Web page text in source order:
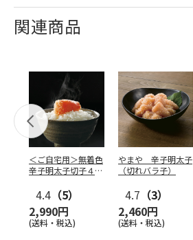
関連商品
＜ご自宅用＞無着色
辛子明太子切子４６
4.4 （5）
2,990円
(送料・税込)
やまや 辛子明太子
（切れバラ子）
4.7 （3）
2,460円
(送料・税込)